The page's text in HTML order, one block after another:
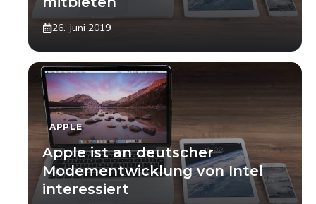
26. Juni 2019
APPLE
Apple ist an deutscher
Modementwicklung von Intel
interessiert